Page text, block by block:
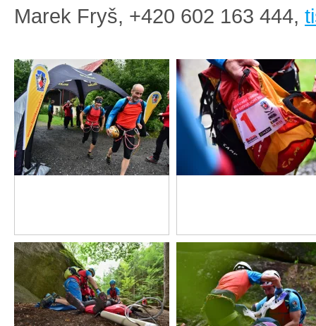
Marek Fryš, +420 602 163 444,